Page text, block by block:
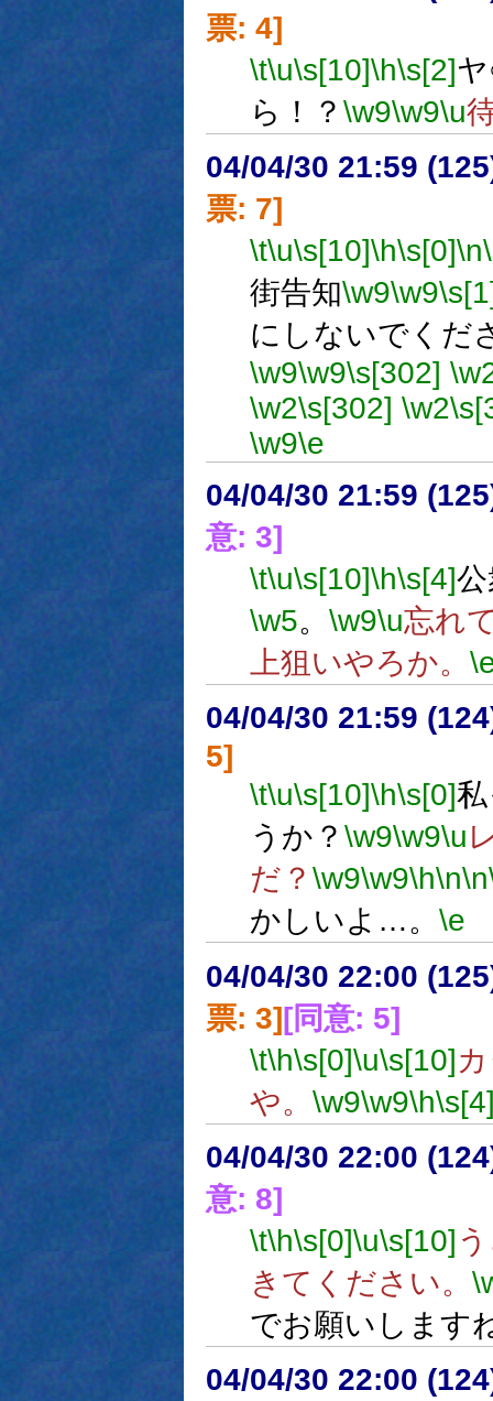
票: 4]
\t\u\s[10]\h\s[2]
ら！？ \w9\w9\u
04/04/30 21:59
票: 7]
\t\u\s[10]\h\s[0]\n
街告知\w9\w9
にしないでくだ
\w9\w9\s[302]
\w2\s[302] \w2
\w9\e
04/04/30 21:59
意: 3]
\t\u\s[10]\h\s[4]
\w5。 \w9\u忘れ
上狙いやろか。
04/04/30 21:59
5]
\t\u\s[10]\h\s[0]
うか？ \w9\w9\u
だ？ \w9\w9\h\n\n
かしいよ…。 \e
04/04/30 22:00
票: 3][同意: 5]
\t\h\s[0]\u\s[10]
や。 \w9\w9\h
04/04/30 22:00
意: 8]
\t\h\s[0]\u\s[10]
きてください。
でお願いします
04/04/30 22:00